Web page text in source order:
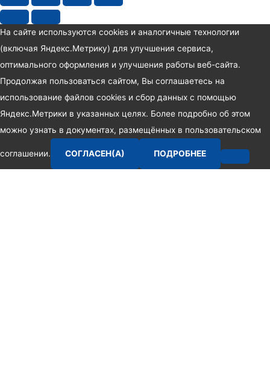
На сайте используются cookies и аналогичные технологии
(включая Яндекс.Метрику) для улучшения сервиса,
оптимального оформления и улучшения работы веб-сайта.
Продолжая пользоваться сайтом, Вы соглашаетесь на
использование файлов cookies и сбор данных с помощью
Яндекс.Метрики в указанных целях. Более подробно об этом
можно узнать в документах, размещённых в пользовательском
соглашении. СОГЛАСЕН(А) ПОДРОБНЕЕ